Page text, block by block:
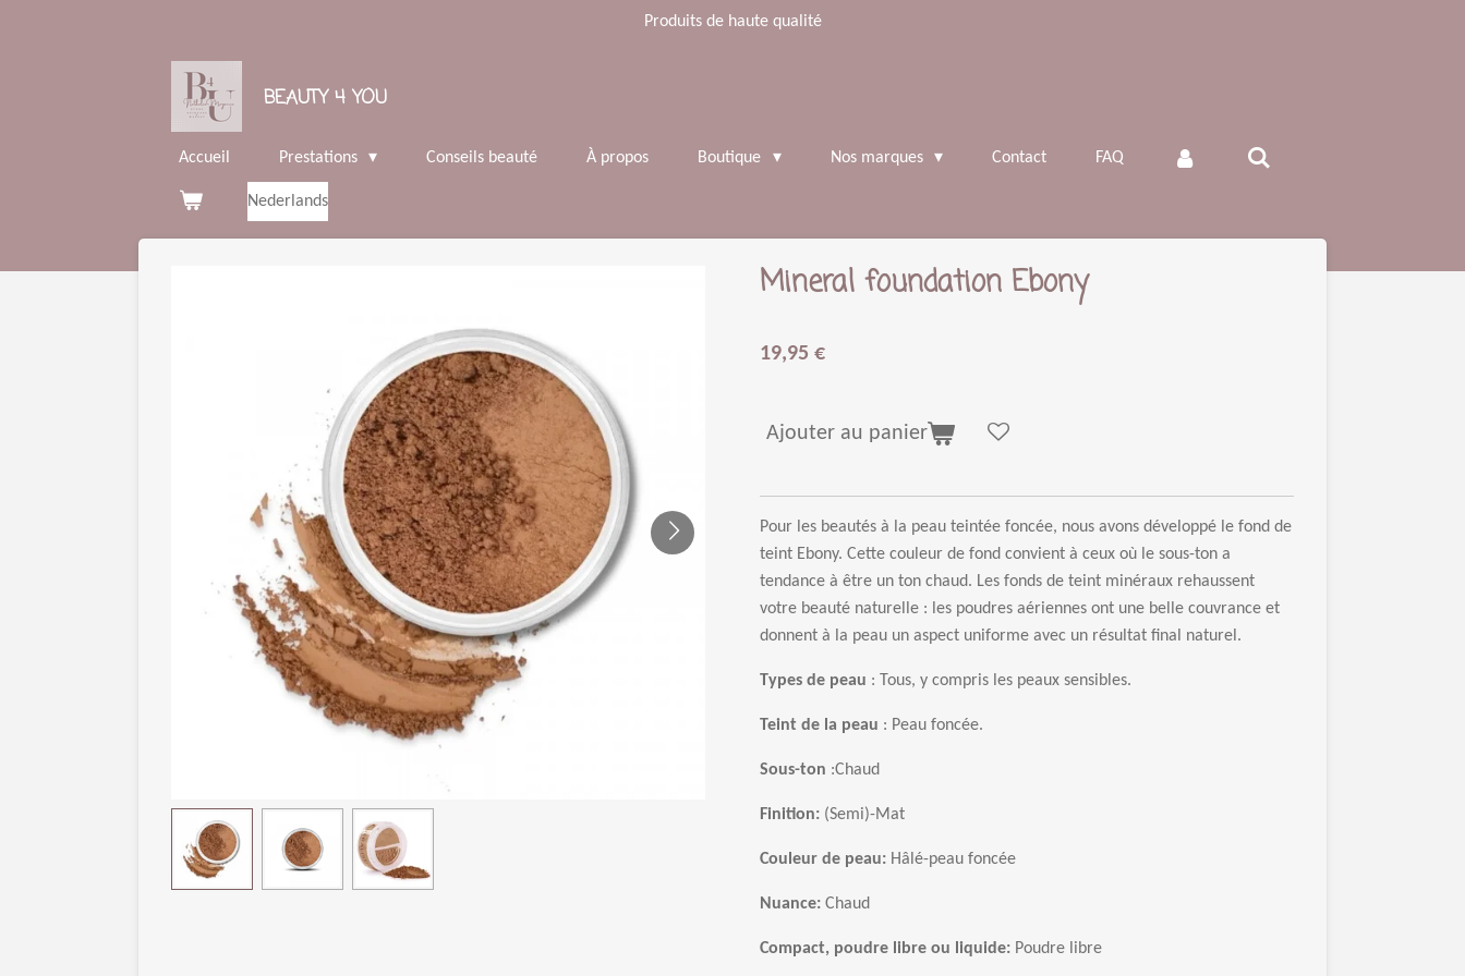
Produits de haute qualité
BEAUTY 4 YOU
Accueil Prestations Conseils beauté À propos Boutique Nos marques Contact FAQ
Nederlands
Mineral foundation Ebony
19,95 €
Ajouter au panier
Pour les beautés à la peau teintée foncée, nous avons développé le fond de
teint Ebony. Cette couleur de fond convient à ceux où le sous-ton a
tendance à être un ton chaud. Les fonds de teint minéraux rehaussent
votre beauté naturelle : les poudres aériennes ont une belle couvrance et
donnent à la peau un aspect uniforme avec un résultat final naturel.
Types de peau : Tous, y compris les peaux sensibles.
Teint de la peau : Peau foncée.
Sous-ton :Chaud
Finition: (Semi)-Mat
Couleur de peau: Hâlé-peau foncée
Nuance: Chaud
Compact, poudre libre ou liquide: Poudre libre